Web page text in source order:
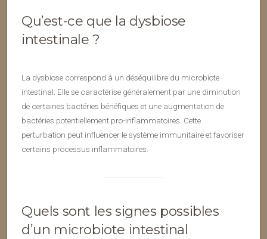
Qu’est-ce que la dysbiose
intestinale ?
La dysbiose correspond à un déséquilibre du microbiote
intestinal. Elle se caractérise généralement par une diminution
de certaines bactéries bénéfiques et une augmentation de
bactéries potentiellement pro-inflammatoires. Cette
perturbation peut influencer le système immunitaire et favoriser
certains processus inflammatoires.
Quels sont les signes possibles
d’un microbiote intestinal